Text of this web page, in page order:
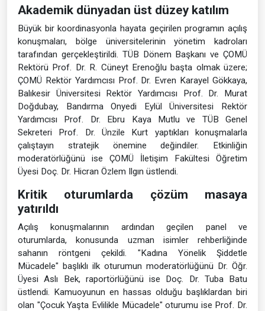
Akademik dünyadan üst düzey katılım
Büyük bir koordinasyonla hayata geçirilen programın açılış
konuşmaları, bölge üniversitelerinin yönetim kadroları
tarafından gerçekleştirildi. TÜB Dönem Başkanı ve ÇOMÜ
Rektörü Prof. Dr. R. Cüneyt Erenoğlu başta olmak üzere;
ÇOMÜ Rektör Yardımcısı Prof. Dr. Evren Karayel Gökkaya,
Balıkesir Üniversitesi Rektör Yardımcısı Prof. Dr. Murat
Doğdubay, Bandırma Onyedi Eylül Üniversitesi Rektör
Yardımcısı Prof. Dr. Ebru Kaya Mutlu ve TÜB Genel
Sekreteri Prof. Dr. Ünzile Kurt yaptıkları konuşmalarla
çalıştayın stratejik önemine değindiler. Etkinliğin
moderatörlüğünü ise ÇOMÜ İletişim Fakültesi Öğretim
Üyesi Doç. Dr. Hicran Özlem Ilgın üstlendi.
Kritik oturumlarda çözüm masaya
yatırıldı
Açılış konuşmalarının ardından geçilen panel ve
oturumlarda, konusunda uzman isimler rehberliğinde
sahanın röntgeni çekildi. "Kadına Yönelik Şiddetle
Mücadele" başlıklı ilk oturumun moderatörlüğünü Dr. Öğr.
Üyesi Aslı Bek, raportörlüğünü ise Doç. Dr. Tuba Batu
üstlendi. Kamuoyunun en hassas olduğu başlıklardan biri
olan "Çocuk Yaşta Evlilikle Mücadele" oturumu ise Prof. Dr.